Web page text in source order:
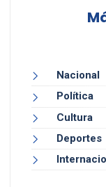
Nacional
Política
Cultura
Deportes